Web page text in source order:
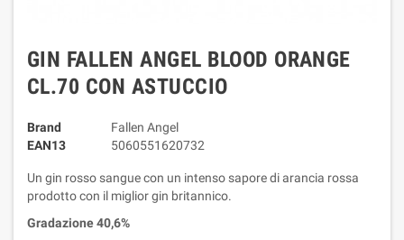
GIN FALLEN ANGEL BLOOD ORANGE
CL.70 CON ASTUCCIO
Brand
Fallen Angel
EAN13
5060551620732
Un gin rosso sangue con un intenso sapore di arancia rossa
prodotto con il miglior gin britannico.
Gradazione 40,6%